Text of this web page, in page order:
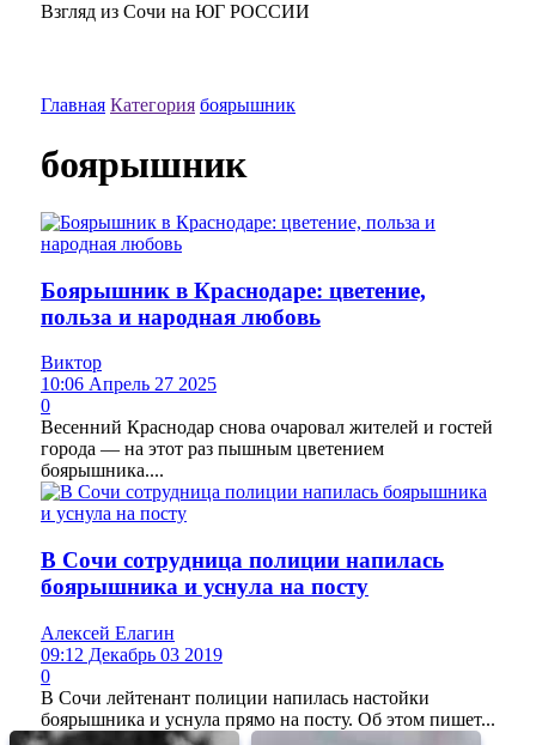
Взгляд из Сочи на ЮГ РОССИИ
Главная Категория боярышник
боярышник
Боярышник в Краснодаре: цветение,
польза и народная любовь
Виктор
10:06 Апрель 27 2025
0
Весенний Краснодар снова очаровал жителей и гостей
города — на этот раз пышным цветением
боярышника....
В Сочи сотрудница полиции напилась
боярышника и уснула на посту
Алексей Елагин
09:12 Декабрь 03 2019
0
В Сочи лейтенант полиции напилась настойки
боярышника и уснула прямо на посту. Об этом пишет...